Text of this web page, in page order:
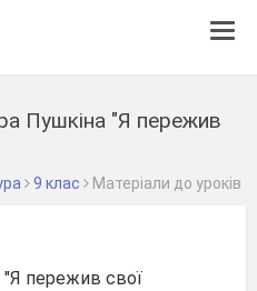
Пушкіна "Я пережив
9 клас Матеріали до уроків
"Я пережив свої